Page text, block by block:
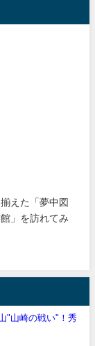
えた「夢中図
」を訪れてみ
"山崎の戦い"！秀